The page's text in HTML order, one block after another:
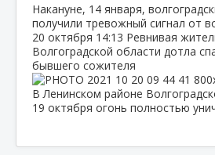
Накануне, 14 января,
получили тревожный сигнал от
20 октября 14:13 Ревнивая
Волгоградской области дотла
бывшего сожителя
В Ленинском районе
19 октября огонь полностью